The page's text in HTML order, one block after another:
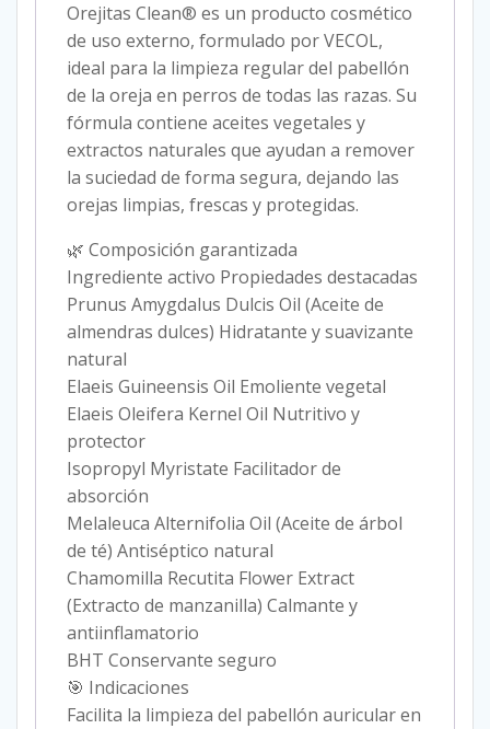
MANZANILLA
cantidad
Orejitas Clean® es un producto cosmético
de uso externo, formulado por VECOL,
ideal para la limpieza regular del pabellón
de la oreja en perros de todas las razas. Su
fórmula contiene aceites vegetales y
extractos naturales que ayudan a remover
la suciedad de forma segura, dejando las
orejas limpias, frescas y protegidas.
🌿 Composición garantizada
Ingrediente activo Propiedades destacadas
Prunus Amygdalus Dulcis Oil (Aceite de
almendras dulces) Hidratante y suavizante
natural
Elaeis Guineensis Oil Emoliente vegetal
Elaeis Oleifera Kernel Oil Nutritivo y
protector
Isopropyl Myristate Facilitador de
absorción
Melaleuca Alternifolia Oil (Aceite de árbol
de té) Antiséptico natural
Chamomilla Recutita Flower Extract
(Extracto de manzanilla) Calmante y
antiinflamatorio
BHT Conservante seguro
🎯 Indicaciones
Facilita la limpieza del pabellón auricular en